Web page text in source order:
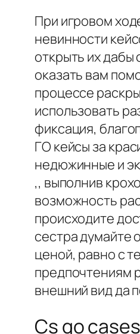
При игровом
невинности
открыть их
оказать вам
процессе
использовать
фиксация,
ГО кейсы за
недюжинные и
,, выполнив
возможность
происходите
сестра думайте
ценой, равно с
предпочтениям
внешний вид да
Cs go